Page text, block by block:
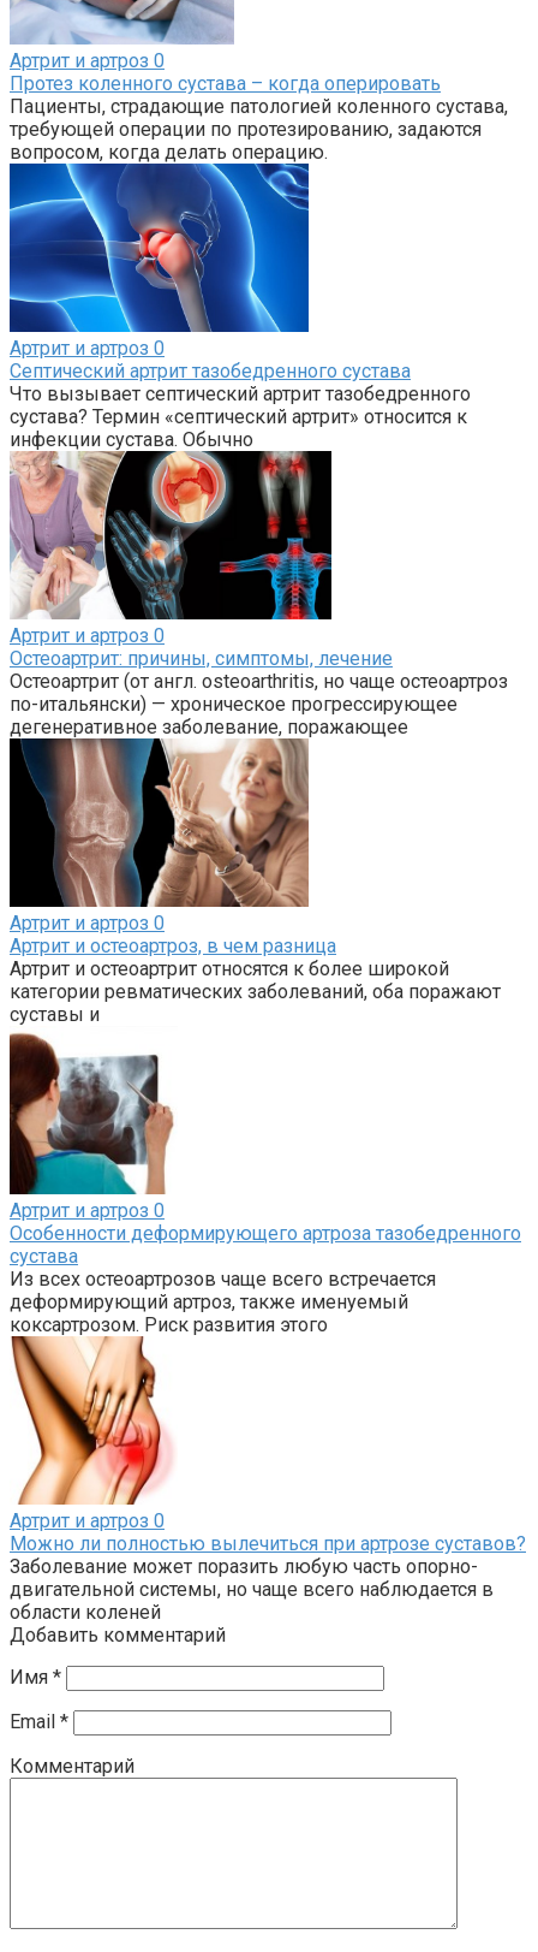
Артрит и артроз 0
Протез коленного сустава – когда оперировать
Пациенты, страдающие патологией коленного сустава,
требующей операции по протезированию, задаются
вопросом, когда делать операцию.
Артрит и артроз 0
Септический артрит тазобедренного сустава
Что вызывает септический артрит тазобедренного
сустава? Термин «септический артрит» относится к
инфекции сустава. Обычно
Артрит и артроз 0
Остеоартрит: причины, симптомы, лечение
Остеоартрит (от англ. osteoarthritis, но чаще остеоартроз
по-итальянски) — хроническое прогрессирующее
дегенеративное заболевание, поражающее
Артрит и артроз 0
Артрит и остеоартроз, в чем разница
Артрит и остеоартрит относятся к более широкой
категории ревматических заболеваний, оба поражают
суставы и
Артрит и артроз 0
Особенности деформирующего артроза тазобедренного
сустава
Из всех остеоартрозов чаще всего встречается
деформирующий артроз, также именуемый
коксартрозом. Риск развития этого
Артрит и артроз 0
Можно ли полностью вылечиться при артрозе суставов?
Заболевание может поразить любую часть опорно-
двигательной системы, но чаще всего наблюдается в
области коленей
Добавить комментарий
Имя *
Email *
Комментарий